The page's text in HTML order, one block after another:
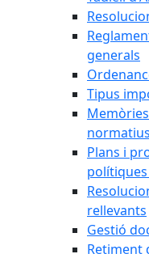
generals
Tipus
Plans i
rellevants
Gestió
Retiment